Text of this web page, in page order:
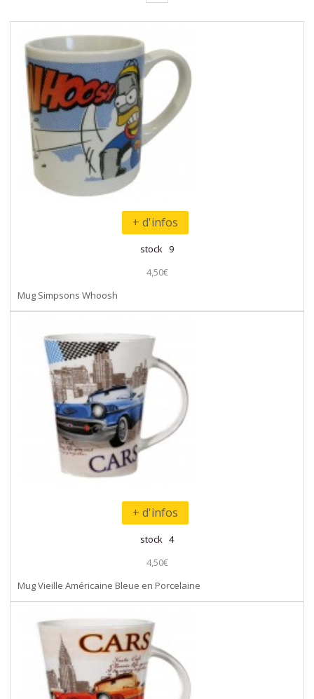
+ d'infos
stock 9
4,50€
Mug Simpsons Whoosh
+ d'infos
stock 4
4,50€
Mug Vieille Américaine Bleue en Porcelaine